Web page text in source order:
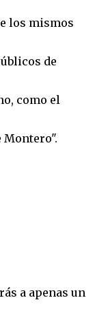
los mismos
de
como el
Montero".
a apenas un